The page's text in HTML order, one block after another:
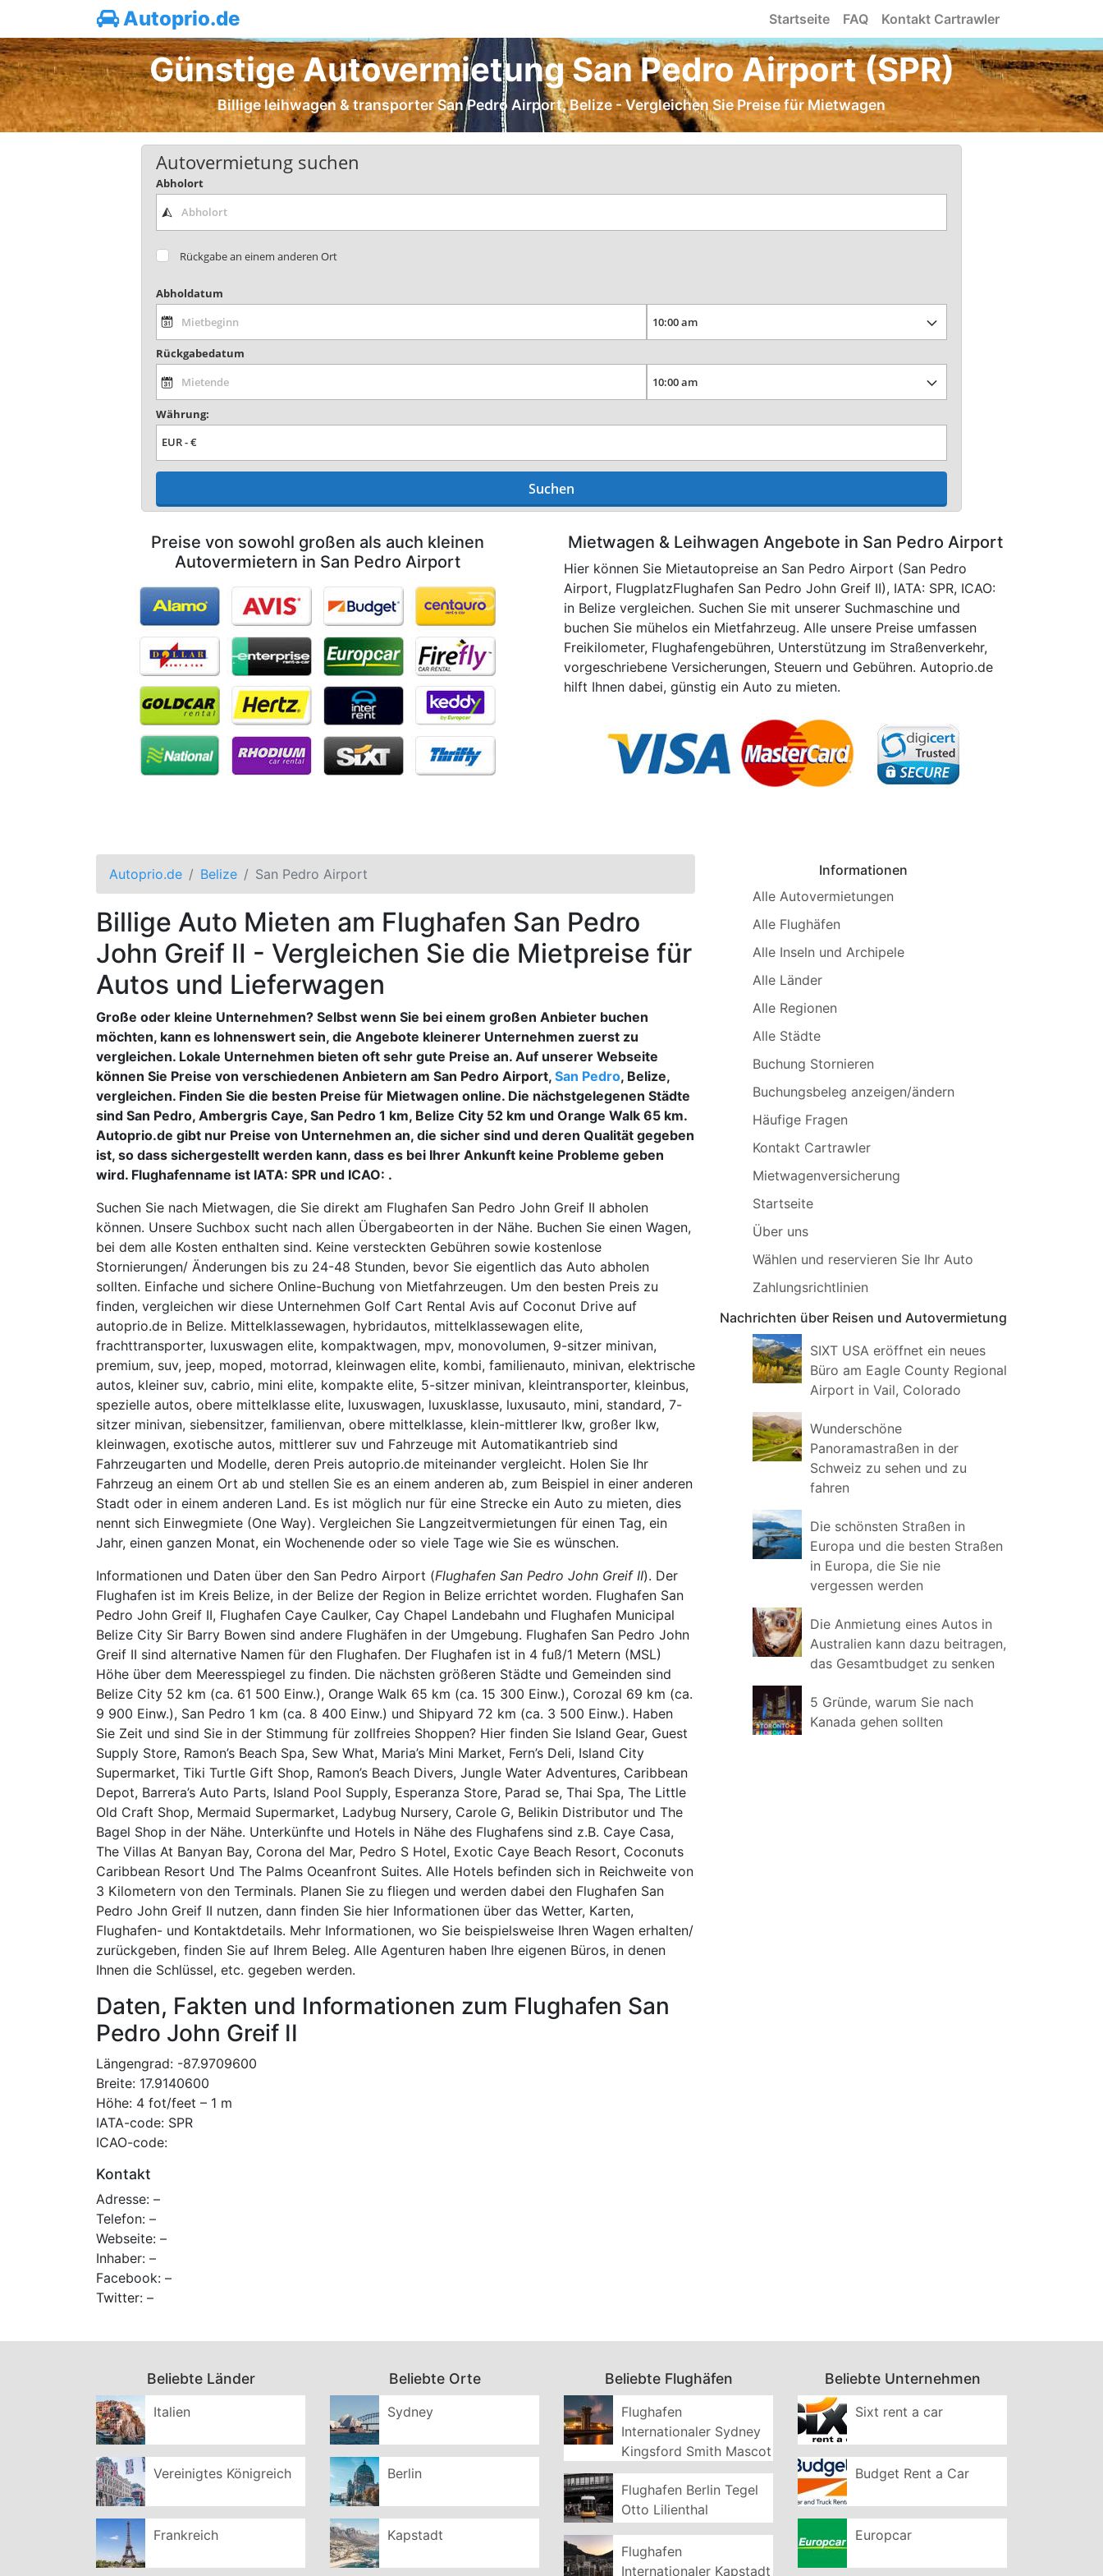
Autoprio.de Startseite FAQ Kontakt Cartrawler
Günstige Autovermietung San Pedro Airport (SPR)
Billige leihwagen & transporter San Pedro Airport, Belize - Vergleichen Sie Preise für Mietwagen
Autovermietung suchen
Abholort
Rückgabe an einem anderen Ort
Abholdatum
Rückgabedatum
Währung:
Suchen
Preise von sowohl großen als auch kleinen
Autovermietern in San Pedro Airport
Mietwagen & Leihwagen Angebote in San Pedro Airport
Hier können Sie Mietautopreise an San Pedro Airport (San Pedro
Airport, FlugplatzFlughafen San Pedro John Greif II), IATA: SPR, ICAO:
in Belize vergleichen. Suchen Sie mit unserer Suchmaschine und
buchen Sie mühelos ein Mietfahrzeug. Alle unsere Preise umfassen
Freikilometer, Flughafengebühren, Unterstützung im Straßenverkehr,
vorgeschriebene Versicherungen, Steuern und Gebühren. Autoprio.de
hilft Ihnen dabei, günstig ein Auto zu mieten.
Autoprio.de Belize San Pedro Airport
Billige Auto Mieten am Flughafen San Pedro
John Greif II - Vergleichen Sie die Mietpreise für
Autos und Lieferwagen
Große oder kleine Unternehmen? Selbst wenn Sie bei einem großen Anbieter buchen
möchten, kann es lohnenswert sein, die Angebote kleinerer Unternehmen zuerst zu
vergleichen. Lokale Unternehmen bieten oft sehr gute Preise an. Auf unserer Webseite
können Sie Preise von verschiedenen Anbietern am San Pedro Airport, San Pedro, Belize,
vergleichen. Finden Sie die besten Preise für Mietwagen online. Die nächstgelegenen Städte
sind San Pedro, Ambergris Caye, San Pedro 1 km, Belize City 52 km und Orange Walk 65 km.
Autoprio.de gibt nur Preise von Unternehmen an, die sicher sind und deren Qualität gegeben
ist, so dass sichergestellt werden kann, dass es bei Ihrer Ankunft keine Probleme geben
wird. Flughafenname ist IATA: SPR und ICAO: .
Suchen Sie nach Mietwagen, die Sie direkt am Flughafen San Pedro John Greif II abholen
können. Unsere Suchbox sucht nach allen Übergabeorten in der Nähe. Buchen Sie einen Wagen,
bei dem alle Kosten enthalten sind. Keine versteckten Gebühren sowie kostenlose
Stornierungen/ Änderungen bis zu 24-48 Stunden, bevor Sie eigentlich das Auto abholen
sollten. Einfache und sichere Online-Buchung von Mietfahrzeugen. Um den besten Preis zu
finden, vergleichen wir diese Unternehmen Golf Cart Rental Avis auf Coconut Drive auf
autoprio.de in Belize. Mittelklassewagen, hybridautos, mittelklassewagen elite,
frachttransporter, luxuswagen elite, kompaktwagen, mpv, monovolumen, 9-sitzer minivan,
premium, suv, jeep, moped, motorrad, kleinwagen elite, kombi, familienauto, minivan, elektrische
autos, kleiner suv, cabrio, mini elite, kompakte elite, 5-sitzer minivan, kleintransporter, kleinbus,
spezielle autos, obere mittelklasse elite, luxuswagen, luxusklasse, luxusauto, mini, standard, 7-
sitzer minivan, siebensitzer, familienvan, obere mittelklasse, klein-mittlerer lkw, großer lkw,
kleinwagen, exotische autos, mittlerer suv und Fahrzeuge mit Automatikantrieb sind
Fahrzeugarten und Modelle, deren Preis autoprio.de miteinander vergleicht. Holen Sie Ihr
Fahrzeug an einem Ort ab und stellen Sie es an einem anderen ab, zum Beispiel in einer anderen
Stadt oder in einem anderen Land. Es ist möglich nur für eine Strecke ein Auto zu mieten, dies
nennt sich Einwegmiete (One Way). Vergleichen Sie Langzeitvermietungen für einen Tag, ein
Jahr, einen ganzen Monat, ein Wochenende oder so viele Tage wie Sie es wünschen.
Informationen und Daten über den San Pedro Airport (Flughafen San Pedro John Greif II). Der
Flughafen ist im Kreis Belize, in der Belize der Region in Belize errichtet worden. Flughafen San
Pedro John Greif II, Flughafen Caye Caulker, Cay Chapel Landebahn und Flughafen Municipal
Belize City Sir Barry Bowen sind andere Flughäfen in der Umgebung. Flughafen San Pedro John
Greif II sind alternative Namen für den Flughafen. Der Flughafen ist in 4 fuß/1 Metern (MSL)
Höhe über dem Meeresspiegel zu finden. Die nächsten größeren Städte und Gemeinden sind
Belize City 52 km (ca. 61 500 Einw.), Orange Walk 65 km (ca. 15 300 Einw.), Corozal 69 km (ca.
9 900 Einw.), San Pedro 1 km (ca. 8 400 Einw.) und Shipyard 72 km (ca. 3 500 Einw.). Haben
Sie Zeit und sind Sie in der Stimmung für zollfreies Shoppen? Hier finden Sie Island Gear, Guest
Supply Store, Ramon’s Beach Spa, Sew What, Maria’s Mini Market, Fern’s Deli, Island City
Supermarket, Tiki Turtle Gift Shop, Ramon’s Beach Divers, Jungle Water Adventures, Caribbean
Depot, Barrera’s Auto Parts, Island Pool Supply, Esperanza Store, Parad se, Thai Spa, The Little
Old Craft Shop, Mermaid Supermarket, Ladybug Nursery, Carole G, Belikin Distributor und The
Bagel Shop in der Nähe. Unterkünfte und Hotels in Nähe des Flughafens sind z.B. Caye Casa,
The Villas At Banyan Bay, Corona del Mar, Pedro S Hotel, Exotic Caye Beach Resort, Coconuts
Caribbean Resort Und The Palms Oceanfront Suites. Alle Hotels befinden sich in Reichweite von
3 Kilometern von den Terminals. Planen Sie zu fliegen und werden dabei den Flughafen San
Pedro John Greif II nutzen, dann finden Sie hier Informationen über das Wetter, Karten,
Flughafen- und Kontaktdetails. Mehr Informationen, wo Sie beispielsweise Ihren Wagen erhalten/
zurückgeben, finden Sie auf Ihrem Beleg. Alle Agenturen haben Ihre eigenen Büros, in denen
Ihnen die Schlüssel, etc. gegeben werden.
Daten, Fakten und Informationen zum Flughafen San
Pedro John Greif II
Längengrad: -87.9709600
Breite: 17.9140600
Höhe: 4 fot/feet – 1 m
IATA-code: SPR
ICAO-code:
Kontakt
Adresse: –
Telefon: –
Webseite: –
Inhaber: –
Facebook: –
Twitter: –
Informationen
Alle Autovermietungen
Alle Flughäfen
Alle Inseln und Archipele
Alle Länder
Alle Regionen
Alle Städte
Buchung Stornieren
Buchungsbeleg anzeigen/ändern
Häufige Fragen
Kontakt Cartrawler
Mietwagenversicherung
Startseite
Über uns
Wählen und reservieren Sie Ihr Auto
Zahlungsrichtlinien
Nachrichten über Reisen und Autovermietung
SIXT USA eröffnet ein neues
Büro am Eagle County Regional
Airport in Vail, Colorado
Wunderschöne
Panoramastraßen in der
Schweiz zu sehen und zu
fahren
Die schönsten Straßen in
Europa und die besten Straßen
in Europa, die Sie nie
vergessen werden
Die Anmietung eines Autos in
Australien kann dazu beitragen,
das Gesamtbudget zu senken
5 Gründe, warum Sie nach
Kanada gehen sollten
Beliebte Länder
Italien
Vereinigtes Königreich
Frankreich
Beliebte Orte
Sydney
Berlin
Kapstadt
Beliebte Flughäfen
Flughafen
Internationaler Sydney
Kingsford Smith Mascot
Flughafen Berlin Tegel
Otto Lilienthal
Flughafen
Internationaler Kapstadt
Beliebte Unternehmen
Sixt rent a car
Budget Rent a Car
Europcar